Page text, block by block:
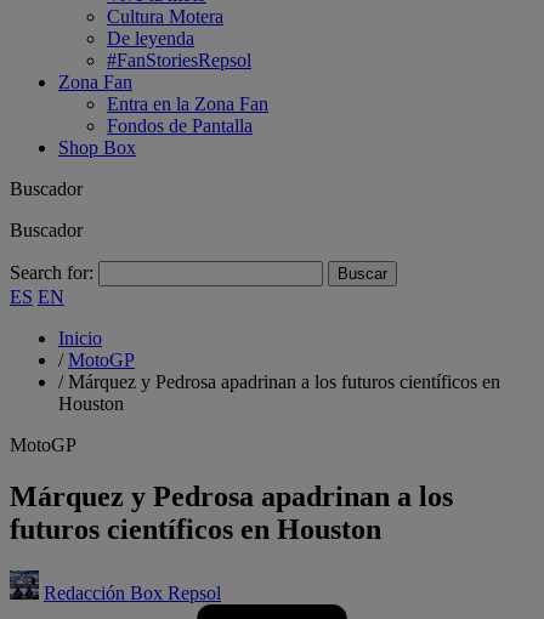
Cultura Motera
De leyenda
#FanStoriesRepsol
Zona Fan
Entra en la Zona Fan
Fondos de Pantalla
Shop Box
Buscador
Buscador
Search for:
ES EN
Inicio
/MotoGP
/Márquez y Pedrosa apadrinan a los futuros científicos en
Houston
MotoGP
Márquez y Pedrosa apadrinan a los
futuros científicos en Houston
Redacción Box Repsol